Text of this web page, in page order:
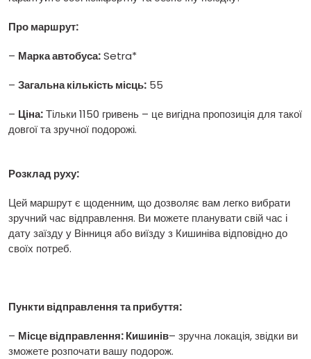
Про маршрут:
– Марка автобуса:Setra*
– Загальна кількість місць: 55
– Ціна:Тільки 1150 гривень – це вигідна пропозиція для такої
довгої та зручної подорожі.
Розклад руху:
Цей маршрут є щоденним, що дозволяє вам легко вибрати
зручний час відправлення. Ви можете планувати свій час і
дату заїзду у Вінниця або виїзду з Кишиніва відповідно до
своїх потреб.
Пункти відправлення та прибуття:
– Місце відправлення: Кишинів– зручна локація, звідки ви
зможете розпочати вашу подорож.